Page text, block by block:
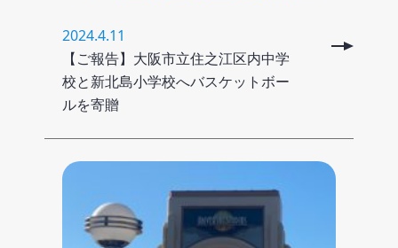
2024.4.11
【ご報告】大阪市立住之江区内中学
校と新北島小学校へバスケットボー
ルを寄贈